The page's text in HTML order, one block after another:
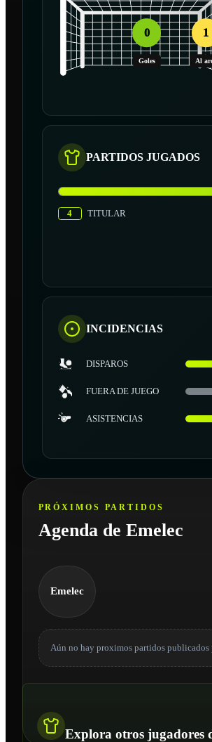
0
Goles
1
Al
PARTIDOS JUGADOS
4 TITULAR
INCIDENCIAS
DISPAROS
FUERA DE JUEGO
ASISTENCIAS
PRÓXIMOS PARTIDOS
Agenda de Emelec
Emelec
Aún no hay proximos partidos publicados
Explora otros jugadores